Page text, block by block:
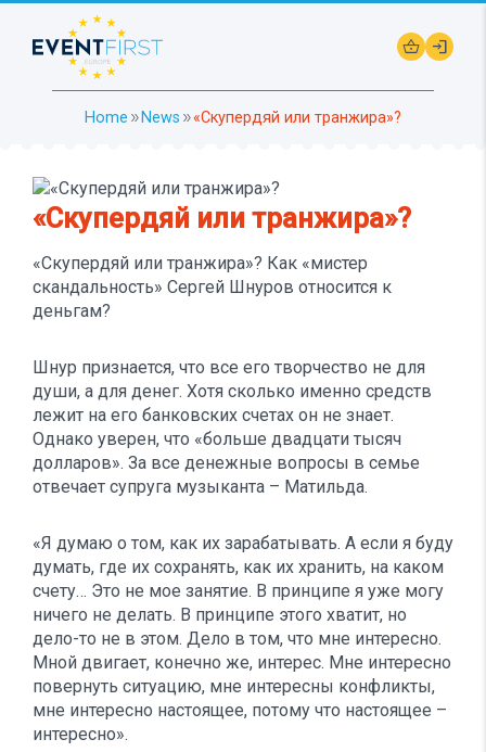
shopping_basket login
Home double_arrow News double_arrow«Скупердяй или транжира»?
«Скупердяй или транжира»?
«Скупердяй или транжира»? Как «мистер
скандальность» Сергей Шнуров относится к
деньгам?
Шнур признается, что все его творчество не для
души, а для денег. Хотя сколько именно средств
лежит на его банковских счетах он не знает.
Однако уверен, что «больше двадцати тысяч
долларов». За все денежные вопросы в семье
отвечает супруга музыканта – Матильда.
«Я думаю о том, как их зарабатывать. А если я буду
думать, где их сохранять, как их хранить, на каком
счету… Это не мое занятие. В принципе я уже могу
ничего не делать. В принципе этого хватит, но
дело-то не в этом. Дело в том, что мне интересно.
Мной двигает, конечно же, интерес. Мне интересно
повернуть ситуацию, мне интересны конфликты,
мне интересно настоящее, потому что настоящее –
интересно».